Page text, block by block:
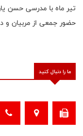
تیر ماه با مدرسی حسن
حضور جمعی از مربیان و
ما را دنبال کنید